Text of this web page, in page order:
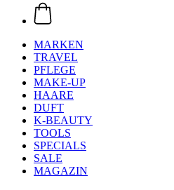
MARKEN
TRAVEL
PFLEGE
MAKE-UP
HAARE
DUFT
K-BEAUTY
TOOLS
SPECIALS
SALE
MAGAZIN